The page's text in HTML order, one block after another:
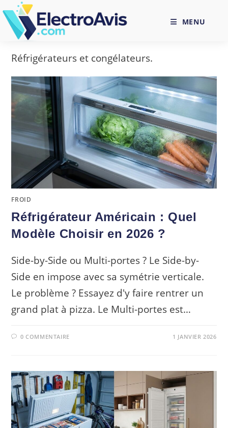
to
content
MENU
Réfrigérateurs et congélateurs.
FROID
Réfrigérateur Américain : Quel
Modèle Choisir en 2026 ?
Side-by-Side ou Multi-portes ? Le Side-by-
Side en impose avec sa symétrie verticale.
Le problème ? Essayez d'y faire rentrer un
grand plat à pizza. Le Multi-portes est…
0 COMMENTAIRE 1 JANVIER 2026